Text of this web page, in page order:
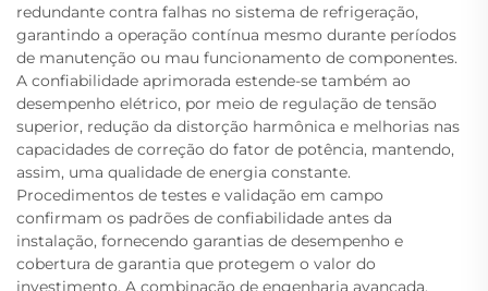
redundante contra falhas no sistema de refrigeração,
garantindo a operação contínua mesmo durante períodos
de manutenção ou mau funcionamento de componentes.
A confiabilidade aprimorada estende-se também ao
desempenho elétrico, por meio de regulação de tensão
superior, redução da distorção harmônica e melhorias nas
capacidades de correção do fator de potência, mantendo,
assim, uma qualidade de energia constante.
Procedimentos de testes e validação em campo
confirmam os padrões de confiabilidade antes da
instalação, fornecendo garantias de desempenho e
cobertura de garantia que protegem o valor do
investimento. A combinação de engenharia avançada,